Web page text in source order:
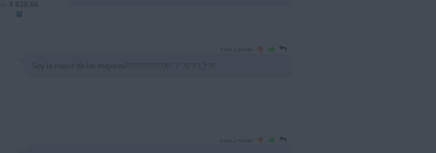
hace 2 meses
Soy la mejor de las mejores??????????????(?´?`?)? ? ?_? ??
hace 2 meses